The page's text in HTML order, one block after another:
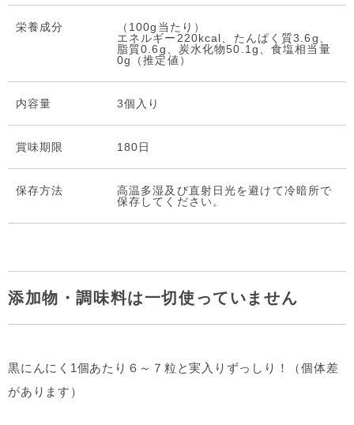
栄養成分
（100g当たり）
エネルギー220kcal、たんぱく質3.6g、
脂質0.6g、炭水化物50.1g、食塩相当量
0g（推定値）
内容量 3個入り
賞味期限 180日
保存⽅法
高温多湿及び直射日光を避けて冷暗所で
保存してください。
添加物・調味料は一切使っていません
黒にんにく1個あたり６～７粒と実入りずっしり！（個体差
があります）